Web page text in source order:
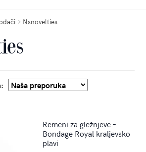
Nsnovelties
Remeni za gležnjeve –
Bondage Royal kraljevsko
plavi